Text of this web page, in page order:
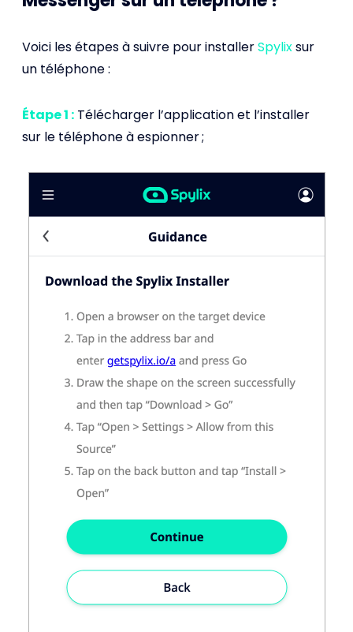
Voici les étapes à suivre pour installerSpylixsur
un téléphone :
Étape 1 : Télécharger l’application et l’installer
sur le téléphone à espionner ;